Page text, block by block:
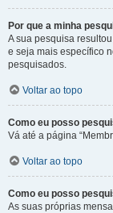
Por que a minha
A sua pesquisa
e seja mais específico
pesquisados.
Voltar ao topo
Como eu posso
Vá até a página
Voltar ao topo
Como eu posso
As suas próprias